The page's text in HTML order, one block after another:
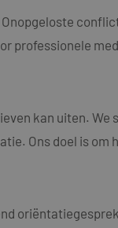
professionele
kan uiten. We
Ons doel is om
om de
gebruikte
,
de
sessie van de
kunnen worden
om het
tussen veel
kunnen worden